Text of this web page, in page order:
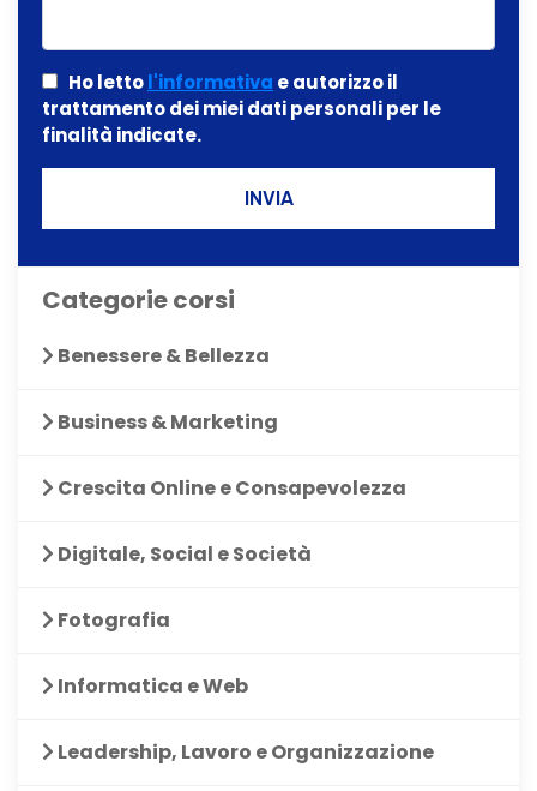
Ho lettol'informativa e autorizzo il
trattamento dei miei dati personali per le
finalità indicate.
INVIA
Categorie corsi
Benessere & Bellezza
Business & Marketing
Crescita Online e Consapevolezza
Digitale, Social e Società
Fotografia
Informatica e Web
Leadership, Lavoro e Organizzazione